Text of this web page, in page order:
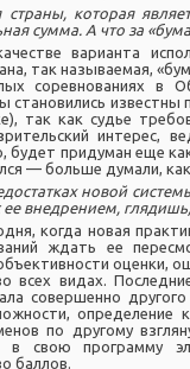
которая
сумма. А что за
варианта
так называемая,
соревнованиях в
становились известны
так как судье
интерес,
будет придуман еще
— больше думали,
новой
ее внедрением,
когда новая
ждать ее
оценки,
всех видах.
совершенно
определение
по другому
в свою программу
баллов.